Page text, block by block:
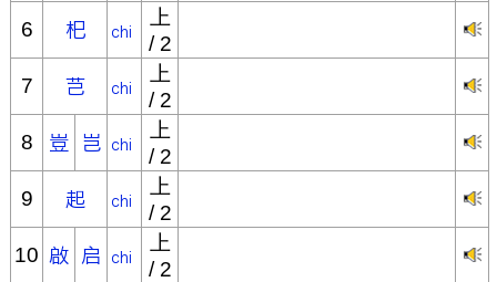
6
上
/ 2
7
上
/ 2
8
上
/ 2
9
上
/ 2
10
上
/ 2